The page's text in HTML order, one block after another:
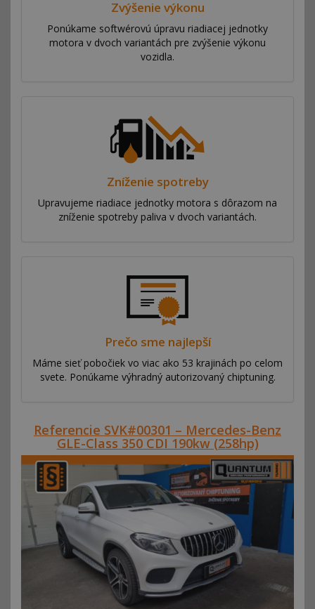
Zvýšenie výkonu
Ponúkame softwérovú úpravu riadiacej jednotky
motora v dvoch variantách pre zvýšenie výkonu
vozidla.
Zníženie spotreby
Upravujeme riadiace jednotky motora s dôrazom na
zníženie spotreby paliva v dvoch variantách.
Prečo sme najlepší
Máme sieť pobočiek vo viac ako 53 krajinách po celom
svete. Ponúkame výhradný autorizovaný chiptuning.
Referencie SVK#00301 – Mercedes-Benz
GLE-Class 350 CDI 190kw (258hp)